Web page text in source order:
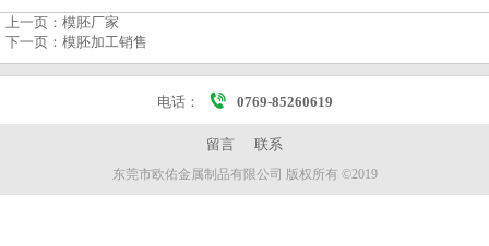
上一页： 模胚厂家
下一页： 模胚加工销售
电话： 0769-85260619
留言 联系
东莞市欧佑金属制品有限公司 版权所有 ©2019